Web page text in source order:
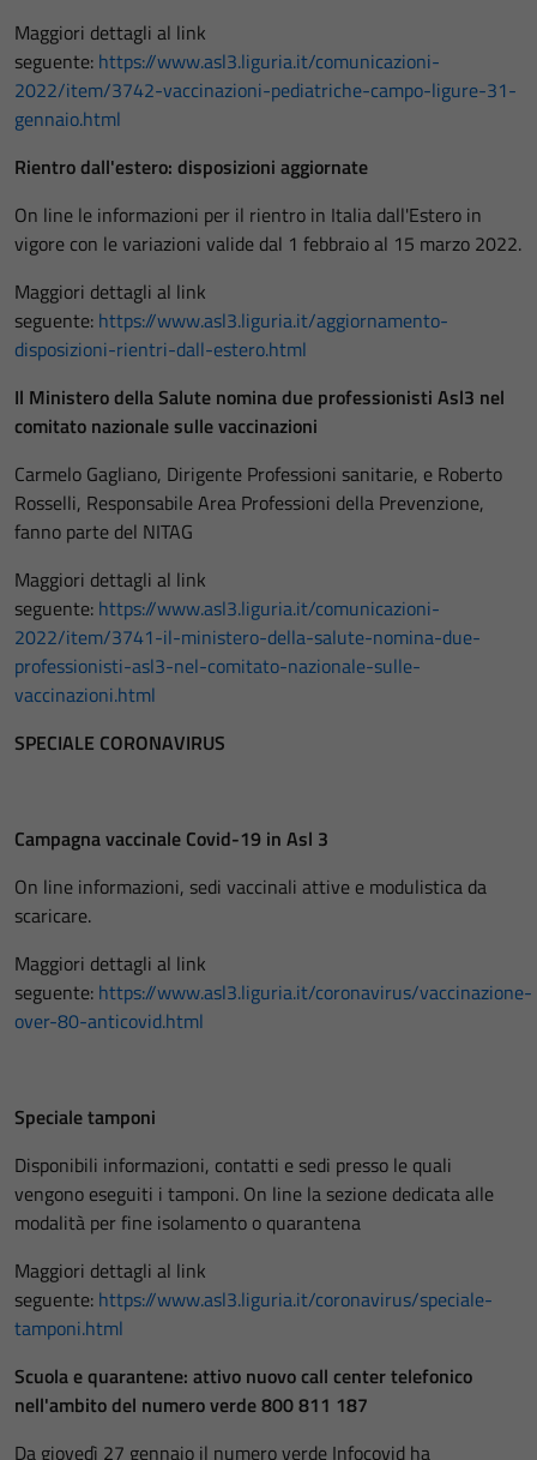
Maggiori dettagli al link
seguente: https://www.asl3.liguria.it/comunicazioni-
2022/item/3742-vaccinazioni-pediatriche-campo-ligure-31-
gennaio.html
Rientro dall'estero: disposizioni aggiornate
On line le informazioni per il rientro in Italia dall'Estero in
vigore con le variazioni valide dal 1 febbraio al 15 marzo 2022.
Maggiori dettagli al link
seguente: https://www.asl3.liguria.it/aggiornamento-
disposizioni-rientri-dall-estero.html
Il Ministero della Salute nomina due professionisti Asl3 nel
comitato nazionale sulle vaccinazioni
Carmelo Gagliano, Dirigente Professioni sanitarie, e Roberto
Rosselli, Responsabile Area Professioni della Prevenzione,
fanno parte del NITAG
Maggiori dettagli al link
seguente: https://www.asl3.liguria.it/comunicazioni-
2022/item/3741-il-ministero-della-salute-nomina-due-
professionisti-asl3-nel-comitato-nazionale-sulle-
vaccinazioni.html
SPECIALE CORONAVIRUS
Campagna vaccinale Covid-19 in Asl 3
On line informazioni, sedi vaccinali attive e modulistica da
scaricare.
Maggiori dettagli al link
seguente: https://www.asl3.liguria.it/coronavirus/vaccinazione-
over-80-anticovid.html
Speciale tamponi
Disponibili informazioni, contatti e sedi presso le quali
vengono eseguiti i tamponi. On line la sezione dedicata alle
modalità per fine isolamento o quarantena
Maggiori dettagli al link
seguente: https://www.asl3.liguria.it/coronavirus/speciale-
tamponi.html
Scuola e quarantene: attivo nuovo call center telefonico
nell'ambito del numero verde 800 811 187
Da giovedì 27 gennaio il numero verde Infocovid ha